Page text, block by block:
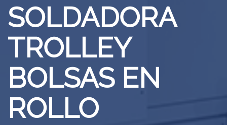
SOLDADORA
TROLLEY
BOLSAS EN
ROLLO